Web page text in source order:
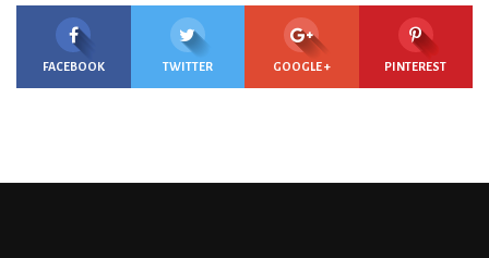
FACEBOOK TWITTER GOOGLE + PINTEREST